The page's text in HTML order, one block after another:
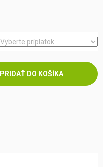
PRIDAŤ DO KOŠÍKA